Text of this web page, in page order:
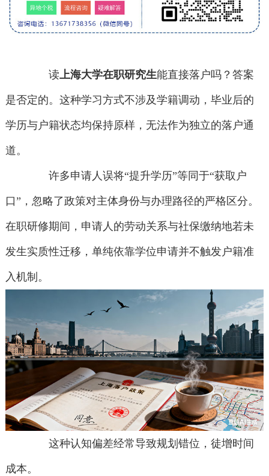
读上海大学在职研究生能直接落户吗？答案
是否定的。这种学习方式不涉及学籍调动，毕业后的
学历与户籍状态均保持原样，无法作为独立的落户通
道。
许多申请人误将“提升学历”等同于“获取户
口”，忽略了政策对主体身份与办理路径的严格区分。
在职研修期间，申请人的劳动关系与社保缴纳地若未
发生实质性迁移，单纯依靠学位申请并不触发户籍准
入机制。
这种认知偏差经常导致规划错位，徒增时间
成本。